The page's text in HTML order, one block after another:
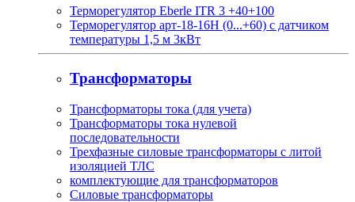
Терморегулятор Eberle ITR 3 +40+100
Терморегулятор арт-18-16H (0...+60) с датчиком
температуры 1,5 м 3кВт
Трансформаторы
Трансформаторы тока (для учета)
Трансформаторы тока нулевой
последовательности
Трехфазные силовые трансформаторы с литой
изоляцией ТЛС
комплектующие для трансформаторов
Силовые трансформаторы